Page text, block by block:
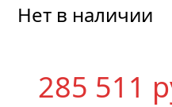
Нет в наличии
285 511 р